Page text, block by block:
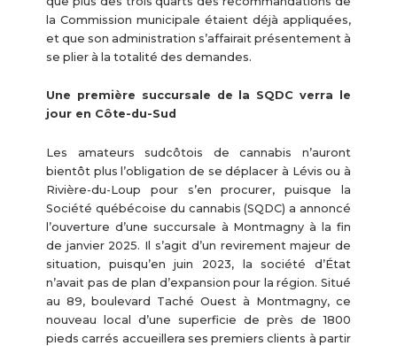
la Commission municipale étaient déjà appliquées,
et que son administration s’affairait présentement à
se plier à la totalité des demandes.
Une première succursale de la SQDC verra le
jour en Côte-du-Sud
Les amateurs sudcôtois de cannabis n’auront
bientôt plus l’obligation de se déplacer à Lévis ou à
Rivière-du-Loup pour s’en procurer, puisque la
Société québécoise du cannabis (SQDC) a annoncé
l’ouverture d’une succursale à Montmagny à la fin
de janvier 2025. Il s’agit d’un revirement majeur de
situation, puisqu’en juin 2023, la société d’État
n’avait pas de plan d’expansion pour la région. Situé
au 89, boulevard Taché Ouest à Montmagny, ce
nouveau local d’une superficie de près de 1800
pieds carrés accueillera ses premiers clients à partir